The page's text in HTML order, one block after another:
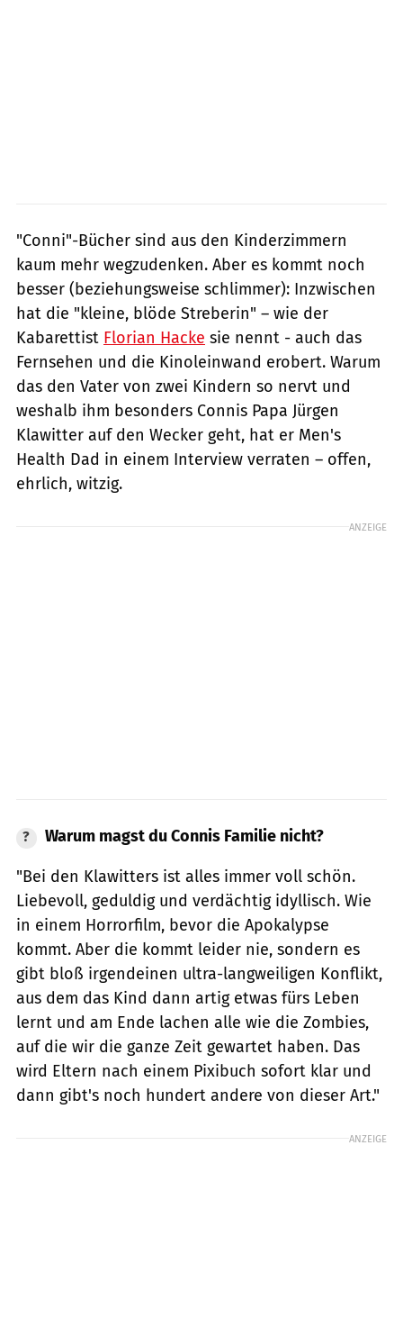
"Conni"-Bücher sind aus den Kinderzimmern
kaum mehr wegzudenken. Aber es kommt noch
besser (beziehungsweise schlimmer): Inzwischen
hat die "kleine, blöde Streberin" – wie der
Kabarettist Florian Hacke sie nennt - auch das
Fernsehen und die Kinoleinwand erobert. Warum
das den Vater von zwei Kindern so nervt und
weshalb ihm besonders Connis Papa Jürgen
Klawitter auf den Wecker geht, hat er Men's
Health Dad in einem Interview verraten – offen,
ehrlich, witzig.
ANZEIGE
Warum magst du Connis Familie nicht?
"Bei den Klawitters ist alles immer voll schön.
Liebevoll, geduldig und verdächtig idyllisch. Wie
in einem Horrorfilm, bevor die Apokalypse
kommt. Aber die kommt leider nie, sondern es
gibt bloß irgendeinen ultra-langweiligen Konflikt,
aus dem das Kind dann artig etwas fürs Leben
lernt und am Ende lachen alle wie die Zombies,
auf die wir die ganze Zeit gewartet haben. Das
wird Eltern nach einem Pixibuch sofort klar und
dann gibt's noch hundert andere von dieser Art."
ANZEIGE